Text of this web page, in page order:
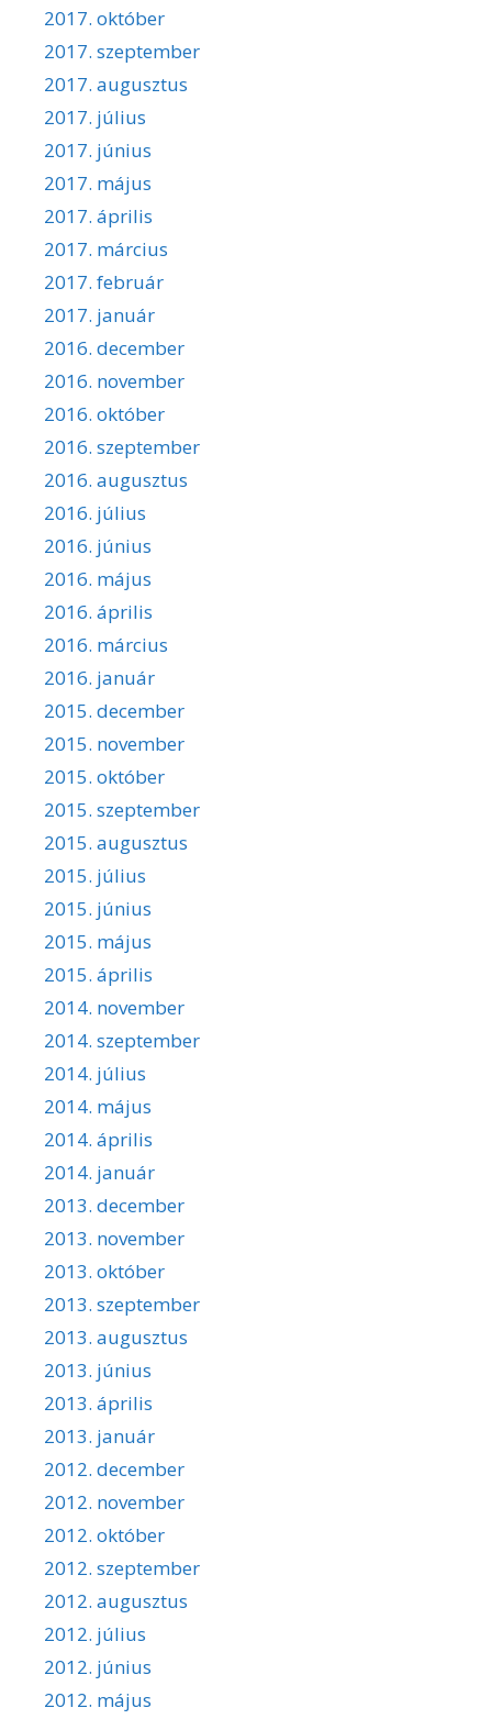
2017. október
2017. szeptember
2017. augusztus
2017. július
2017. június
2017. május
2017. április
2017. március
2017. február
2017. január
2016. december
2016. november
2016. október
2016. szeptember
2016. augusztus
2016. július
2016. június
2016. május
2016. április
2016. március
2016. január
2015. december
2015. november
2015. október
2015. szeptember
2015. augusztus
2015. július
2015. június
2015. május
2015. április
2014. november
2014. szeptember
2014. július
2014. május
2014. április
2014. január
2013. december
2013. november
2013. október
2013. szeptember
2013. augusztus
2013. június
2013. április
2013. január
2012. december
2012. november
2012. október
2012. szeptember
2012. augusztus
2012. július
2012. június
2012. május